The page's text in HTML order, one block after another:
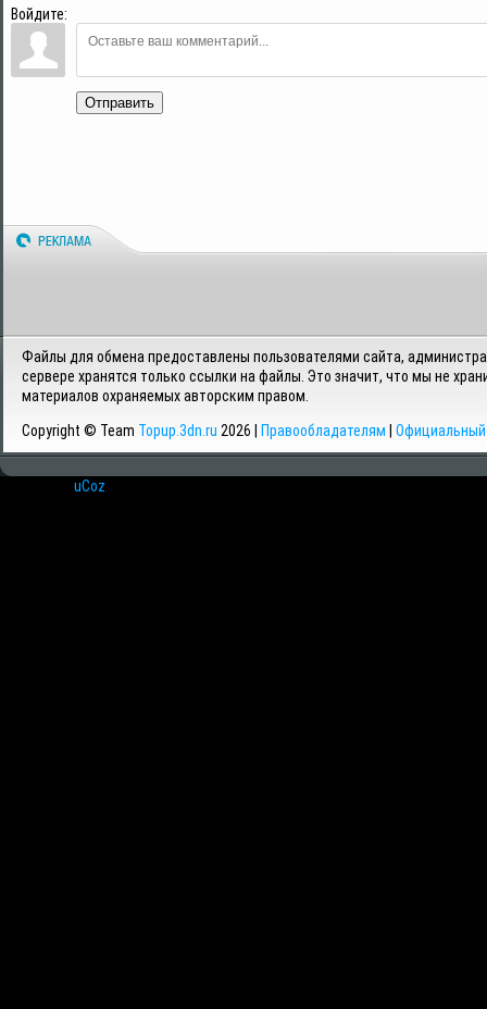
Войдите:
Отправить
Файлы для обмена предоставлены пользователями сайта,
сервере хранятся только ссылки на файлы. Это значит, что мы не
материалов охраняемых авторским правом.
Copyright © Team Topup.3dn.ru 2026 | Правообладателям Официальный
uCoz